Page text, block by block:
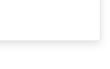
in future.